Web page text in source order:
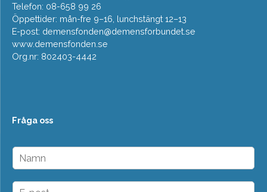
Telefon: 08-658 99 26
Öppettider: mån-fre 9–16, lunchstängt 12–13
E-post: demensfonden@demensforbundet.se
www.demensfonden.se
Org.nr: 802403-4442
Fråga oss
N
m
n
E